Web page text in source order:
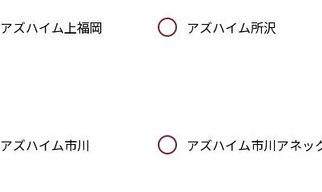
アズハイム上福岡
アズハイム所沢
アズハイム市川 アズハイム市川アネッ